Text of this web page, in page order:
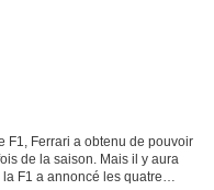
F1, Ferrari a obtenu de pouvoir
de la saison. Mais il y aura
F1 a annoncé les quatre